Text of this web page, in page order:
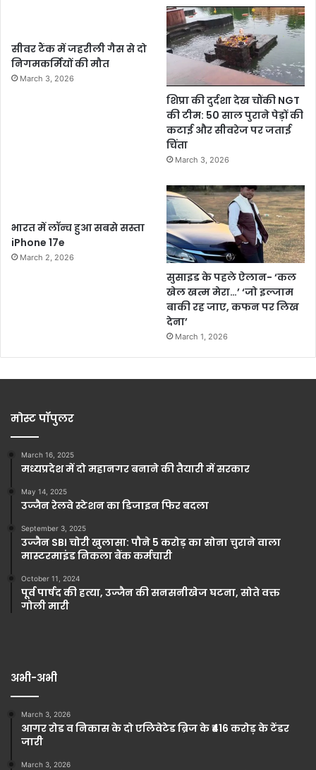
सीवर टैंक में जहरीली गैस से दो
निगमकर्मियों की मौत
March 3, 2026
शिप्रा की दुर्दशा देख चौंकी NGT
की टीम: 50 साल पुराने पेड़ों की
कटाई और सीवरेज पर जताई
चिंता
March 3, 2026
भारत में लॉन्च हुआ सबसे सस्ता
iPhone 17e
March 2, 2026
सुसाइड के पहले ऐलान- ‘कल
खेल खत्म मेरा…’ ‘जो इल्जाम
बाकी रह जाए, कफन पर लिख
देना’
March 1, 2026
मोस्ट पॉपुलर
March 16, 2025
मध्यप्रदेश में दो महानगर बनाने की तैयारी में सरकार
May 14, 2025
उज्जैन रेलवे स्टेशन का डिजाइन फिर बदला
September 3, 2025
उज्जैन SBI चोरी खुलासा: पौने 5 करोड़ का सोना चुराने वाला
मास्टरमाइंड निकला बैंक कर्मचारी
October 11, 2024
पूर्व पार्षद की हत्या, उज्जैन की सनसनीखेज घटना, सोते वक्त
गोली मारी
अभी-अभी
March 3, 2026
आगर रोड व निकास के दो एलिवेटेड ब्रिज के ₹416 करोड़ के टेंडर
जारी
March 3, 2026